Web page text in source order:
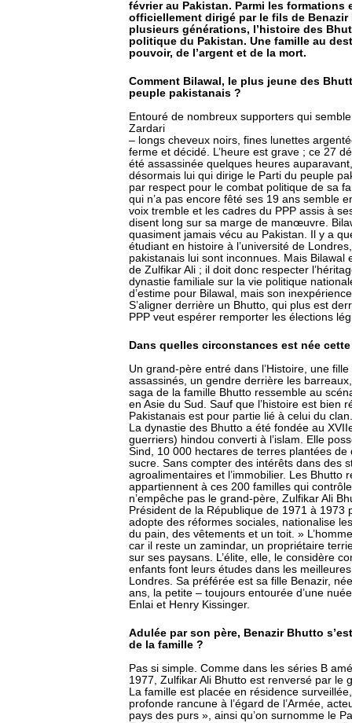
février au Pakistan. Parmi les
officiellement dirigé par le fils de
plusieurs générations, l’histoire des
politique du Pakistan. Une famille au
pouvoir, de l’argent et de la mort.
Comment Bilawal, le plus jeune des
peuple pakistanais ?
Entouré de nombreux supporters qui
Zardari
– longs cheveux noirs, fines lunettes
ferme et décidé. L’heure est grave ; ce 27
été assassinée quelques heures
désormais lui qui dirige le Parti du peuple
par respect pour le combat politique de sa
qui n’a pas encore fêté ses 19 ans semble
voix tremble et les cadres du PPP assis à
disent long sur sa marge de manœuvre.
quasiment jamais vécu au Pakistan. Il y a
étudiant en histoire à l’université de
pakistanais lui sont inconnues. Mais
de Zulfikar Ali ; il doit donc respecter
dynastie familiale sur la vie politique
d’estime pour Bilawal, mais son
S’aligner derrière un Bhutto, qui plus est
PPP veut espérer remporter les élections
Dans quelles circonstances est née
Un grand-père entré dans l’Histoire, une
assassinés, un gendre derrière les
saga de la famille Bhutto ressemble au
en Asie du Sud. Sauf que l’histoire est bien
Pakistanais est pour partie lié à celui du clan.
La dynastie des Bhutto a été fondée au
guerriers) hindou converti à l’islam. Elle
Sind, 10 000 hectares de terres plantées
sucre. Sans compter des intérêts dans des
agroalimentaires et l’immobilier. Les Bhutto
appartiennent à ces 200 familles qui
n’empêche pas le grand-père, Zulfikar Ali
Président de la République de 1971 à 1973
adopte des réformes sociales, nationalise
du pain, des vêtements et un toit. »
car il reste un zamindar, un propriétaire
sur ses paysans. L’élite, elle, le considère
enfants font leurs études dans les
Londres. Sa préférée est sa fille Benazir,
ans, la petite – toujours entourée d’une
Enlai et Henry Kissinger.
Adulée par son père, Benazir Bhutto
de la famille ?
Pas si simple. Comme dans les séries B
1977, Zulfikar Ali Bhutto est renversé par le
La famille est placée en résidence
profonde rancune à l’égard de l’Armée,
pays des purs », ainsi qu’on surnomme le